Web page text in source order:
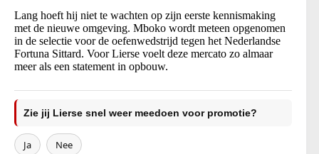
Lang hoeft hij niet te wachten op zijn eerste kennismaking
met de nieuwe omgeving. Mboko wordt meteen opgenomen
in de selectie voor de oefenwedstrijd tegen het Nederlandse
Fortuna Sittard. Voor Lierse voelt deze mercato zo almaar
meer als een statement in opbouw.
Zie jij Lierse snel weer meedoen voor promotie?
Ja Nee